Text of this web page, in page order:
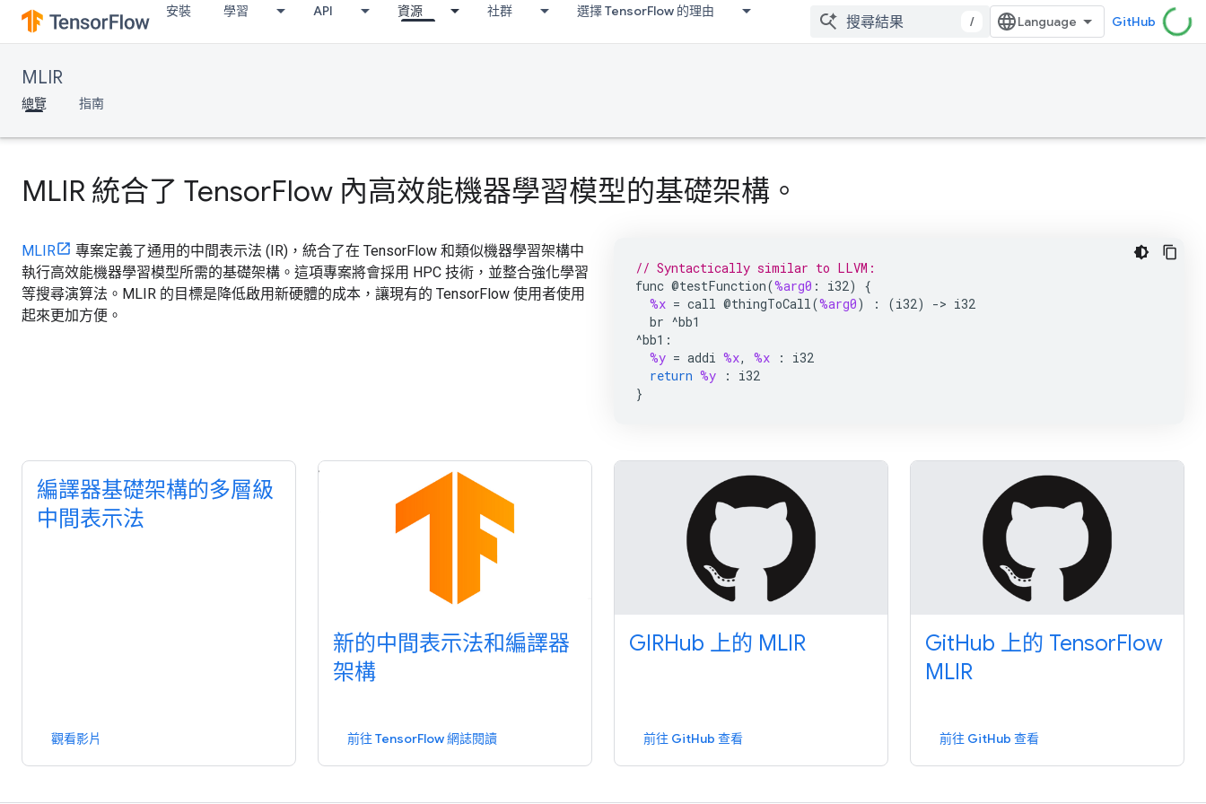
安裝 學習 API 資源 社群 選擇 TensorFlow 的理由
/ GitHub
MLIR
總覽 指南
MLIR 統合了 TensorFlow 內高效能機器學習模型的基礎架構。
MLIR
專案定義了通用的中間表示法 (IR)，統合了在 TensorFlow 和類似機器學習架構中
執行高效能機器學習模型所需的基礎架構。這項專案將會採用 HPC 技術，並整合強化學習
等搜尋演算法。MLIR 的目標是降低啟用新硬體的成本，讓現有的 TensorFlow 使用者使用
起來更加方便。
// Syntactically similar to LLVM:
func @testFunction(%arg0 : i32)
{
%x = call @thingToCall(%arg0) : (i32) -> i32
br ^bb1
^bb1 :
%y = addi %x, %x :
i32
return %y :
i32
}
編譯器基礎架構的多層級
中間表示法
觀看影片
新的中間表示法和編譯器
架構
前往 TensorFlow 網誌閱讀
GIRHub 上的 MLIR
前往 GitHub 查看
GitHub 上的 TensorFlow
MLIR
前往 GitHub 查看